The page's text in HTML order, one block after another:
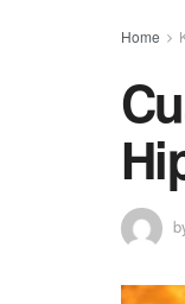
Home